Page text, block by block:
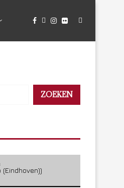
ZOEKEN
(Eindhoven))